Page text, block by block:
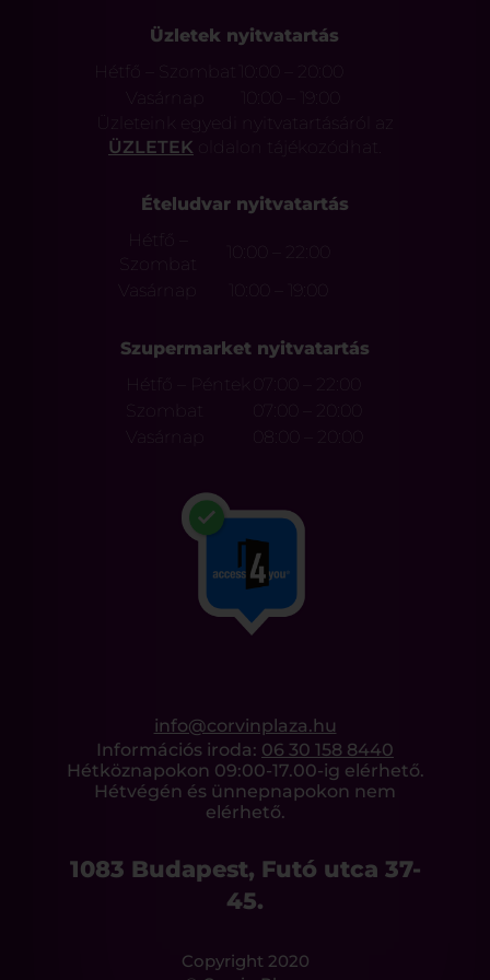
Üzletek nyitvatartás
Hétfő – Szombat
10:00 – 20:00
Vasárnap
Üzleteink egyedi nyitvatartásáról az
ÜZLETEK oldalon tájékozódhat.
Ételudvar nyitvatartás
Hétfő –
Szombat
10:00 – 22:00
Vasárnap
Szupermarket nyitvatartás
Hétfő – Péntek
07:00 – 22:00
Szombat
07:00 – 20:00
Vasárnap
08:00 – 20:00
info@corvinplaza.hu
Információs iroda: 06 30 158 8440
Hétköznapokon 09:00-17.00-ig elérhető.
Hétvégén és ünnepnapokon nem
elérhető.
1083 Budapest, Futó utca 37-
45.
Copyright 2020